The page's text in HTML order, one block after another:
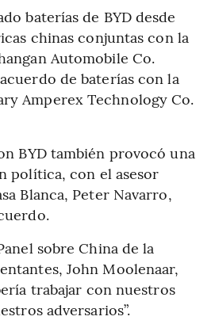
baterías de BYD desde
chinas conjuntas con la
Automobile Co.
de baterías con la
Amperex Technology Co.
BYD también provocó una
política, con el asesor
Blanca, Peter Navarro,
sobre China de la
John Moolenaar,
trabajar con nuestros
adversarios”.